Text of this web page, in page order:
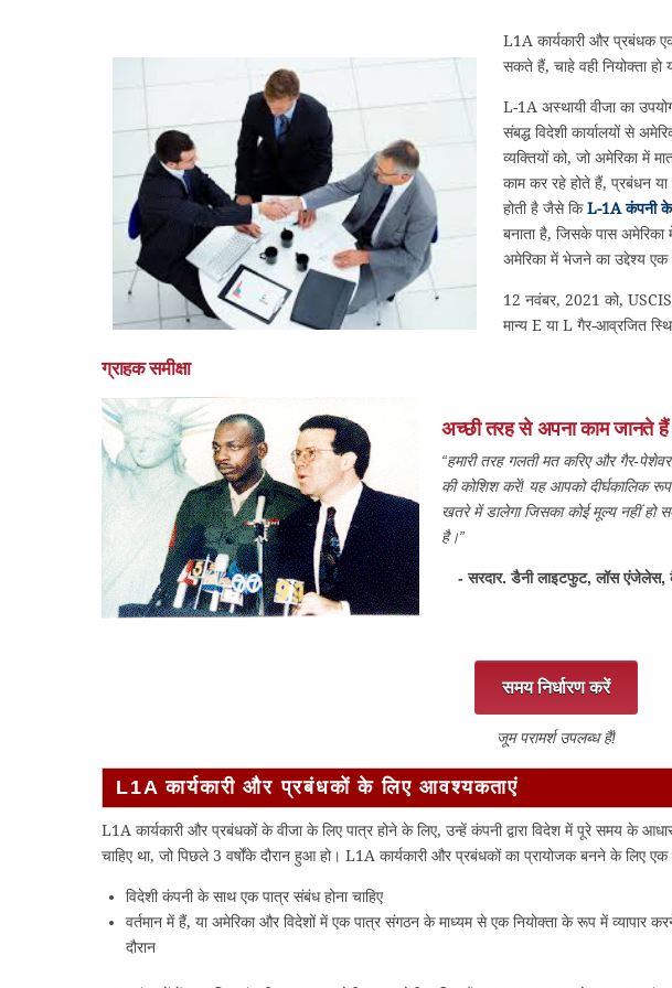
L1A कार्यकारी और प्रबंधक
सकते हैं, चाहे वही नियोक्ता हो
L-1A अस्थायी वीजा का उपयोग
संबद्ध विदेशी कार्यालयों से
व्यक्तियों को, जो अमेरिका में
काम कर रहे होते हैं, प्रबंधन या
होती है जैसे किL-1A कंपनी के
बनाता है, जिसके पास अमेरिका
अमेरिका में भेजने का उद्देश्य
12 नवंबर, 2021 को, USCIS
मान्य E या L गैर-आव्रजित
ग्राहक समीक्षा
अच्छी तरह से अपना काम जानते हैं
“हमारी तरह गलती मत करिए और गैर-
की कोशिश करें! यह आपको दीर्घकालिक
खतरे में डालेगा जिसका कोई मूल्य नहीं
है।”
- सरदार. डैनी लाइटफुट, लॉस एंजेलेस,
समय निर्धारण करें
जूम परामर्श उपलब्ध हैं!
L1A कार्यकारी और प्रबंधकों के लिए आवश्यकताएं
L1A कार्यकारी और प्रबंधकों के वीजा के लिए पात्र होने के लिए, उन्हें कंपनी द्वारा विदेश में पूरे समय के
चाहिए था, जो पिछले 3 वर्षोंके दौरान हुआ हो। L1A कार्यकारी और प्रबंधकों का प्रायोजक बनने के लिए एक
विदेशी कंपनी के साथ एक पात्र संबंध होना चाहिए
वर्तमान में हैं, या अमेरिका और विदेशों में एक पात्र संगठन के माध्यम से एक नियोक्ता के रूप में व्यापार
दौरान